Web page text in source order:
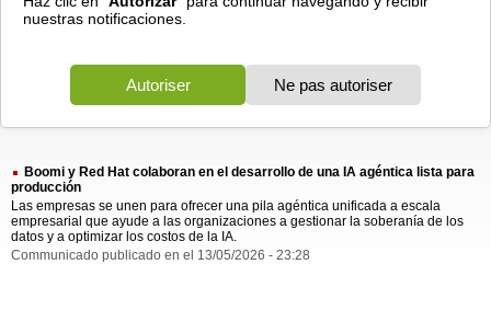
1 resultado Ordenar por fecha-Ordenar por pertinencia
Boomi y Red Hat colaboran en el desarrollo de una IA agéntica lista para
producción
Las empresas se unen para ofrecer una pila agéntica unificada a escala
empresarial que ayude a las organizaciones a gestionar la soberanía de los
datos y a optimizar los costos de la IA.
Communicado publicado en el 13/05/2026 - 23:28